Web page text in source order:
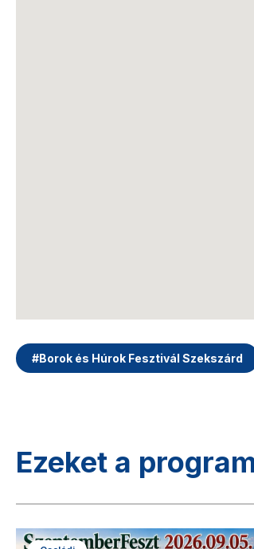
#Borok és Húrok Fesztivál Szekszárd
Ezeket a